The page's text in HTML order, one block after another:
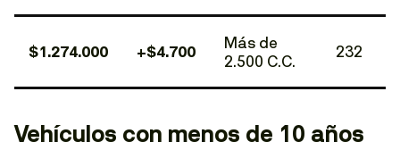
$1.274.000 +$4.700
Más de
2.500 C.C.
232
Vehículos con menos de 10 años